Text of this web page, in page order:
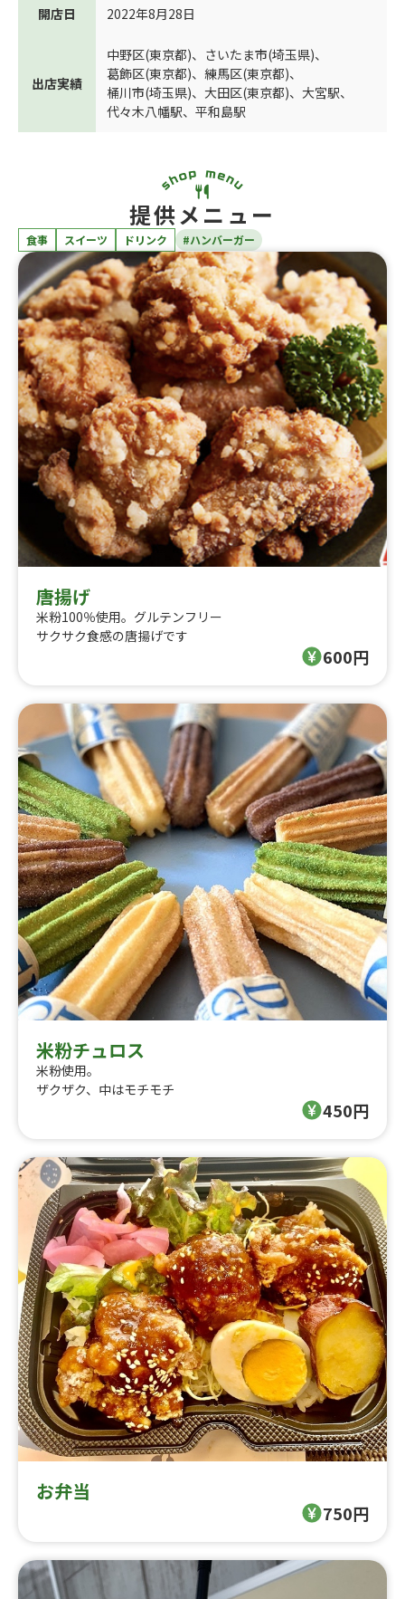
開店日 2022年8月28日
出店実績
中野区(東京都)、 さいたま市(埼玉県)、
葛飾区(東京都)、 練馬区(東京都)、
桶川市(埼玉県)、 大田区(東京都)、 大宮駅、
代々木八幡駅、 平和島駅
提供メニュー
食事 スイーツ ドリンク #ハンバーガー
唐揚げ
米粉100％使用。グルテンフリー
サクサク食感の唐揚げです
600円
米粉チュロス
米粉使用。
ザクザク、中はモチモチ
450円
お弁当
750円